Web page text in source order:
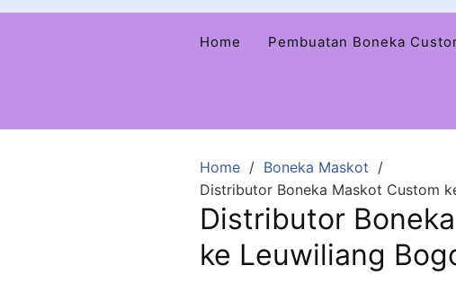
Home Pembuatan Boneka
Home
Boneka Maskot
Distributor Boneka Maskot Custom
Distributor
ke Leuwiliang